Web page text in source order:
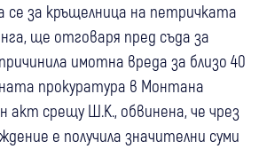
се за кръщелница на петричката
ще отговаря пред съда за
имотна вреда за близо 40
прокуратура в Монтана
акт срещу Ш.К., обвинена, че чрез
е получила значителни суми